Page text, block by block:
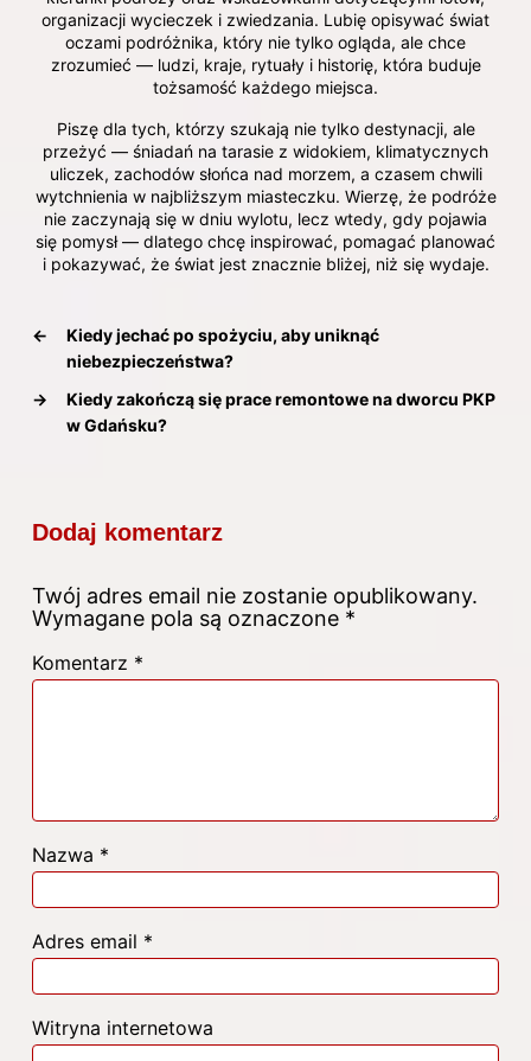
organizacji wycieczek i zwiedzania. Lubię opisywać świat
oczami podróżnika, który nie tylko ogląda, ale chce
zrozumieć — ludzi, kraje, rytuały i historię, która buduje
tożsamość każdego miejsca.
Piszę dla tych, którzy szukają nie tylko destynacji, ale
przeżyć — śniadań na tarasie z widokiem, klimatycznych
uliczek, zachodów słońca nad morzem, a czasem chwili
wytchnienia w najbliższym miasteczku. Wierzę, że podróże
nie zaczynają się w dniu wylotu, lecz wtedy, gdy pojawia
się pomysł — dlatego chcę inspirować, pomagać planować
i pokazywać, że świat jest znacznie bliżej, niż się wydaje.
←
Kiedy jechać po spożyciu, aby uniknąć
niebezpieczeństwa?
→
Kiedy zakończą się prace remontowe na dworcu PKP
w Gdańsku?
Dodaj komentarz
Twój adres email nie zostanie opublikowany.
Wymagane pola są oznaczone *
Komentarz *
Nazwa *
Adres email *
Witryna internetowa